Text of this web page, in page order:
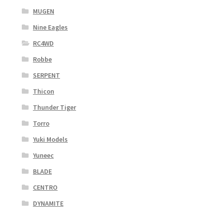
MUGEN
Nine Eagles
RC4WD
Robbe
SERPENT
Thicon
Thunder Tiger
Torro
Yuki Models
Yuneec
BLADE
CENTRO
DYNAMITE